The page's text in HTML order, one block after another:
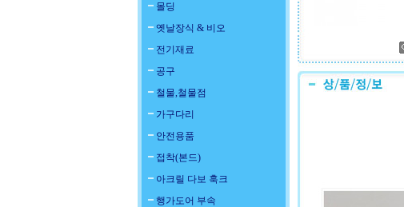
몰딩
옛날장식 & 비오
전기재료
공구
철물,철물점
가구다리
안전용품
접착(본드)
아크릴 다보 훅크
행가도어 부속